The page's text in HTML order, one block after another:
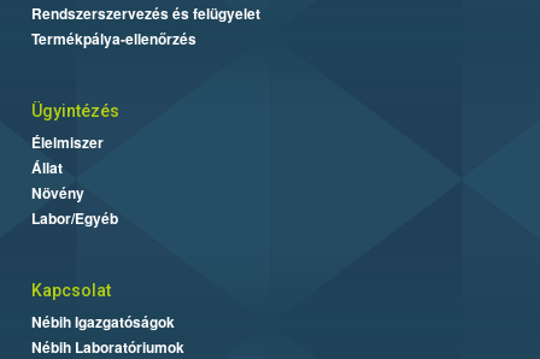
Rendszerszervezés és felügyelet
Termékpálya-ellenőrzés
Ügyintézés
Élelmiszer
Állat
Növény
Labor/Egyéb
Kapcsolat
Nébih Igazgatóságok
Nébih Laboratóriumok